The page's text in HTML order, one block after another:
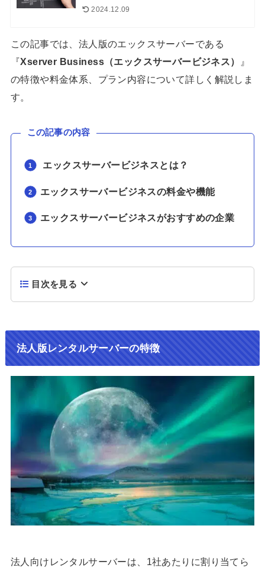
2024.12.09
この記事では、法人版のエックスサーバーである
『Xserver Business（エックスサーバービジネス）
』
の特徴や料金体系、プラン内容について詳しく解説しま
す。
この記事の内容
エックスサーバービジネスとは？
エックスサーバービジネスの料金や機能
エックスサーバービジネスがおすすめの企業
目次を見る
法人版レンタルサーバーの特徴
法人向けレンタルサーバーは、1社あたりに割り当てら